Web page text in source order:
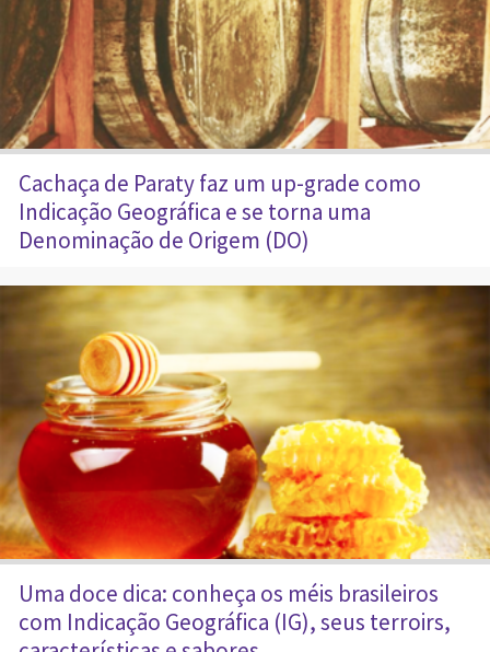
Cachaça de Paraty faz um up-grade como
Indicação Geográfica e se torna uma
Denominação de Origem (DO)
Uma doce dica: conheça os méis brasileiros
com Indicação Geográfica (IG), seus terroirs,